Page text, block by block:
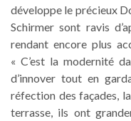
développe le précieux
Schirmer sont ravis
rendant encore plus
« C’est la modernité
d’innover tout en
réfection des façades,
terrasse, ils ont